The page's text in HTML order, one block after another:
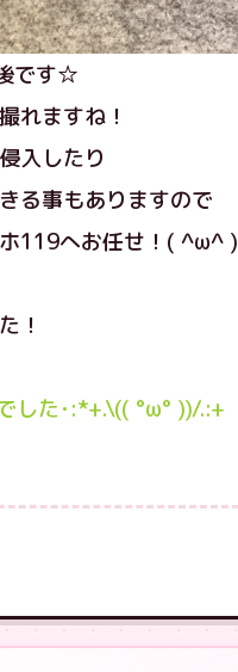
です☆
れますね！
入したり
る事もありますので
119へお任せ！( ^ω^ )
！
した･:*+.\(( °ω° ))/.:+